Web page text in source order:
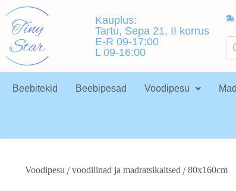
Kauplus:
Tartu, Sepa 21, II korrus
E-R 09-17:00
L 09-16:00
Beebitekid Beebipesad Voodipesu
Voodipesu/voodilinad ja madratsikaitsed/80x160cm